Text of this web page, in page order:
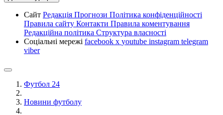
Сайт Редакція Прогнози Політика конфіденційності
Правила сайту Контакти Правила коментування
Редакційна політика Структура власності
Соціальні мережі facebook x youtube instagram telegram
viber
Футбол 24
Новини футболу